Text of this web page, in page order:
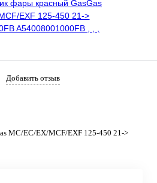
Добавить отзыв
MC/EC/EX/MCF/EXF 125-450 21->